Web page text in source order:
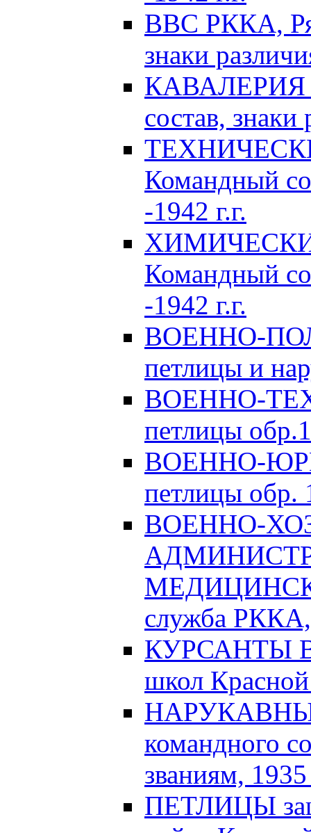
ВВС РККА,
знаки
КАВАЛЕРИЯ
состав, знаки
Командный
-1942 г.г.
Командный
-1942 г.г.
ВОЕННО-
петлицы и
ВОЕННО-
петлицы
ВОЕННО-
петлицы обр.
ВОЕННО-
служба РККА,
КУРСАНТЫ
школ
командного
званиям,
ПЕТЛИЦЫ